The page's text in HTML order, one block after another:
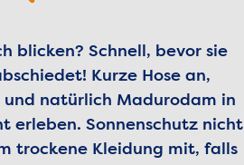
blicken? Schnell, bevor sie
Kurze Hose an,
und natürlich Madurodam in
erleben. Sonnenschutz nicht
trockene Kleidung mit, falls